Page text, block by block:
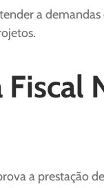
a
a prestação